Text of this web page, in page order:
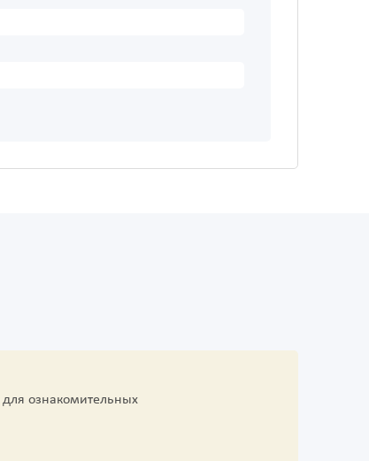
ознакомительных